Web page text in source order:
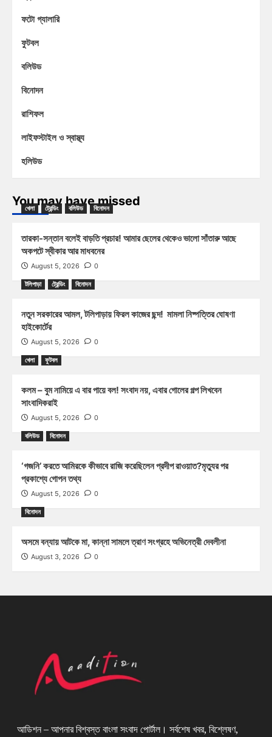
ফটো গ্যালারি
ফুটবল
বলিউড
বিনোদন
রাশিফল
লাইফস্টাইল ও স্বাস্থ্য
হলিউড
You may have missed
খেলা ট্রেন্ডিং বলিউড বিনোদন
তারকা-সন্তান বলেই বাড়তি প্রচার! আমার ছেলের থেকেও ভালো সাঁতারু আছে
অকপটে স্বীকার আর মাধবনের
August 5, 2026 0
টলিপাড়া ট্রেন্ডিং বিনোদন
নতুন সরকারের আমল, টলিপাড়ায় ফিরল কাজের ছন্দ! মামলা নিষ্পত্তির ঘোষণা
হাইকোর্টের
August 5, 2026 0
খেলা ফুটবল
কলম – বুম নামিয়ে এ বার পায়ে বল! সংবাদ নয়, এবার গোলের গল্প লিখবেন
সাংবাদিকরাই
August 5, 2026 0
বলিউড বিনোদন
‘গজনি’ করতে আমিরকে কীভাবে রাজি করেছিলেন প্রদীপ রাওয়াত?মৃত্যুর পর
প্রকাশ্যে গোপন তথ্য
August 5, 2026 0
বিনোদন
অসমে বন্যায় আটকে মা, কান্না সামলে ত্রাণ সংগ্রহে অভিনেত্রী দেবলীনা
August 3, 2026 0
আডিশন – আপনার বিশ্বস্ত বাংলা সংবাদ পোর্টাল। সর্বশেষ খবর, বিশ্লেষণ,